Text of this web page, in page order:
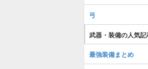
弓
武器・装備の人気
最強装備まとめ